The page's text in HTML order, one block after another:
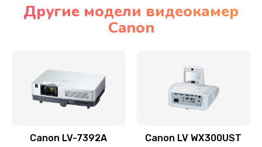
Замена дисплея
Замена кнопки
Заказать
Другие модели видеокамер
Canon
Canon LV-7392A Canon LV WX300UST